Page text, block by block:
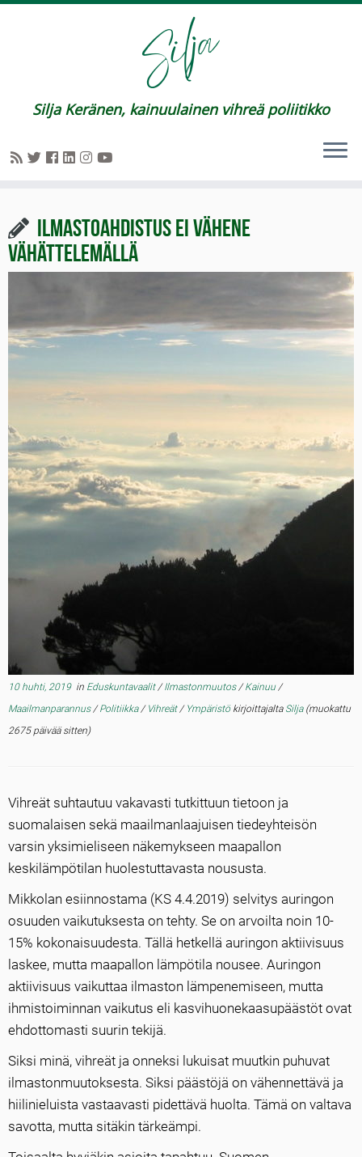
Silja Keränen, kainuulainen vihreä poliitikko
Ilmastoahdistus ei vähene
vähättelemällä
10 huhti, 2019in Eduskuntavaalit/Ilmastonmuutos/Kainuu /
Maailmanparannus/Politiikka/ Vihreät/ Ympäristö kirjoittajalta Silja(muokattu
2675 päivää sitten)
Vihreät suhtautuu vakavasti tutkittuun tietoon ja
suomalaisen sekä maailmanlaajuisen tiedeyhteisön
varsin yksimieliseen näkemykseen maapallon
keskilämpötilan huolestuttavasta noususta.
Mikkolan esiinnostama (KS 4.4.2019) selvitys auringon
osuuden vaikutuksesta on tehty. Se on arvoilta noin 10-
15% kokonaisuudesta. Tällä hetkellä auringon aktiivisuus
laskee, mutta maapallon lämpötila nousee. Auringon
aktiivisuus vaikuttaa ilmaston lämpenemiseen, mutta
ihmistoiminnan vaikutus eli kasvihuonekaasupäästöt ovat
ehdottomasti suurin tekijä.
Siksi minä, vihreät ja onneksi lukuisat muutkin puhuvat
ilmastonmuutoksesta. Siksi päästöjä on vähennettävä ja
hiilinieluista vastaavasti pidettävä huolta. Tämä on valtava
savotta, mutta sitäkin tärkeämpi.